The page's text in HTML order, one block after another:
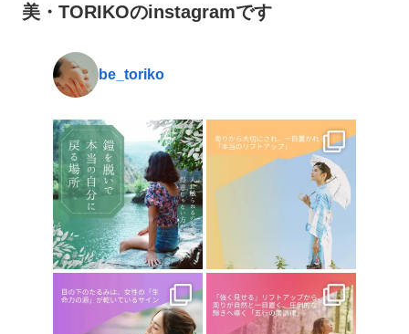
美・TORIKOのinstagramです
be_toriko